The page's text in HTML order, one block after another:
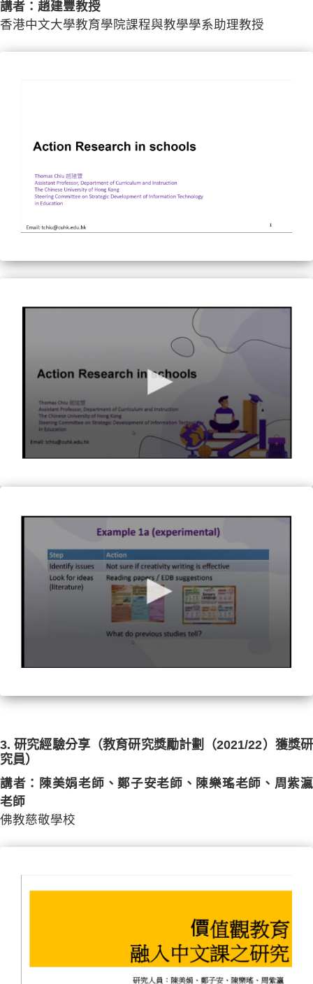
講者：趙建豐教授
香港中文大學教育學院課程與教學學系助理教授
3. 研究經驗分享（教育研究獎勵計劃（2021/22）獲獎研
究員）
講者：陳美娟老師、鄭子安老師、陳樂瑤老師、周紫瀛
老師
佛教慈敬學校